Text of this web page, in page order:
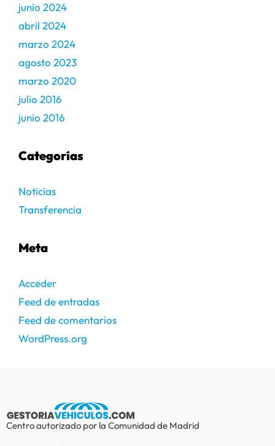
junio 2024
abril 2024
marzo 2024
agosto 2023
marzo 2020
julio 2016
junio 2016
Categorías
Noticias
Transferencia
Meta
Acceder
Feed de entradas
Feed de comentarios
WordPress.org
Centro autorizado por la Comunidad de Madrid